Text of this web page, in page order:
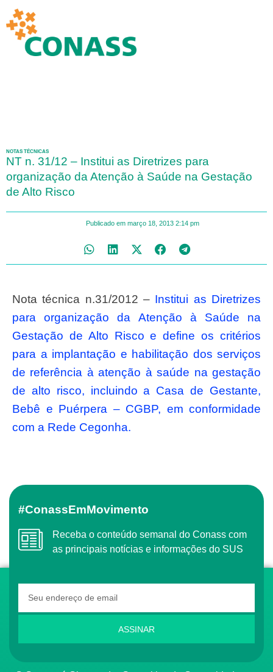
NOTAS TÉCNICAS
NT n. 31/12 – Institui as Diretrizes para
organização da Atenção à Saúde na Gestação
de Alto Risco
Publicado em março 18, 2013 2:14 pm
Nota técnica n.31/2012 – Institui as Diretrizes
para organização da Atenção à Saúde na
Gestação de Alto Risco e define os critérios
para a implantação e habilitação dos serviços
de referência à atenção à saúde na gestação
de alto risco, incluindo a Casa de Gestante,
Bebê e Puérpera – CGBP, em conformidade
com a Rede Cegonha.
#ConassEmMovimento
Receba o conteúdo semanal do Conass com
as principais notícias e informações do SUS
ASSINAR